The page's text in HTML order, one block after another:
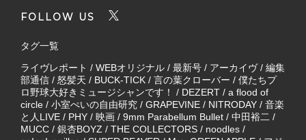
FOLLOW US
タグ一覧
ライヴレポート / WEBオリジナル / 最新号 / アーカイヴ/ 編集
部通信 / 怒髪天 / BUCK-TICK / 言の葉クローバー / 僕たちプ
ロ野球大好きミュージシャンです！
/ DEZERT / a flood of
circle / 小室ぺいの自由研究 / GRAPEVINE / NITRODAY / 音楽
と人LIVE / PHY / 映画 / 9mm Parabellum Bullet / 中田裕二 /
MUCC / 銀杏BOYZ / THE COLLECTORS / noodles /